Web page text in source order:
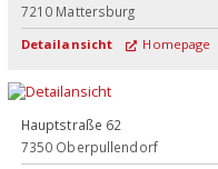
7210 Mattersburg
Detailansicht Homepage
Hauptstraße 62
7350 Oberpullendorf